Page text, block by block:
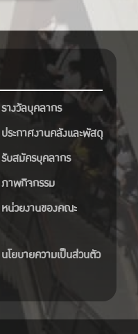
รางวัลบุคลากร
ประกาศงานคลังและพัสดุ
รับสมัครบุคลากร
ภาพกิจกรรม
หน่วยงานของคณะ
นโยบายความเป็นส่วนตัว